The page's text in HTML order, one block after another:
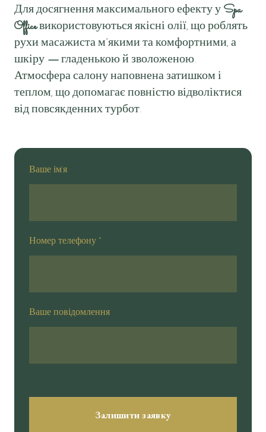
Для досягнення максимального ефекту уSpa
Officeвикористовуються якісні олії, що роблять
рухи масажиста м’якими та комфортними, а
шкіру —гладенькою й зволоженою.
Атмосфера салону наповнена затишком і
теплом, що допомагає повністю відволіктися
від повсякденних турбот.
Ваше ім'я
Номер телефону *
Ваше повідомлення
Залишити заявку